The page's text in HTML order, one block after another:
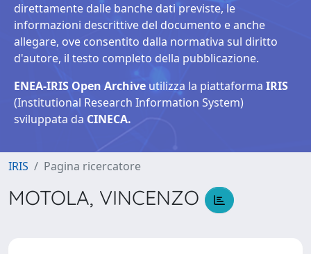
direttamente dalle banche dati previste, le
informazioni descrittive del documento e anche
allegare, ove consentito dalla normativa sul diritto
d'autore, il testo completo della pubblicazione.
ENEA-IRIS Open Archive utilizza la piattaforma IRIS
(Institutional Research Information System)
sviluppata da CINECA.
IRIS Pagina ricercatore
MOTOLA, VINCENZO